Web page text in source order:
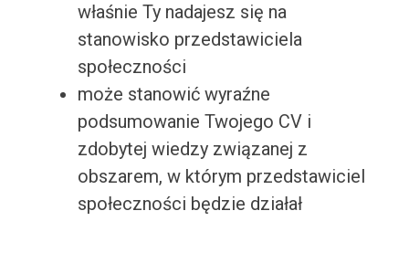
właśnie Ty nadajesz się na
stanowisko przedstawiciela
społeczności
może stanowić wyraźne
podsumowanie Twojego CV i
zdobytej wiedzy związanej z
obszarem, w którym przedstawiciel
społeczności będzie działał